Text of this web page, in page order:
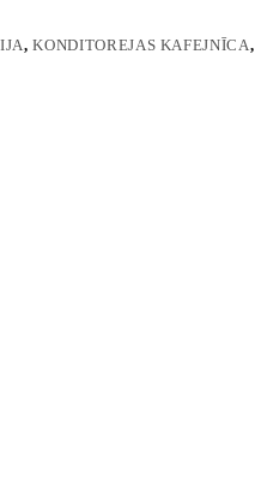
,KONDITOREJAS KAFEJNĪCA,